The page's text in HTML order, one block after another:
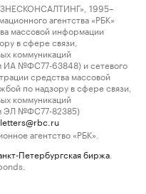
1995–
агентства «РБК»
массовой информации
в сфере связи,
коммуникаций
ИА №ФС77-63848) и сетевого
средства массовой
по надзору в сфере связи,
коммуникаций
ЭЛ №ФС77-82385)
letters@rbc.ru
агентство «РБК».
Петербургская биржа